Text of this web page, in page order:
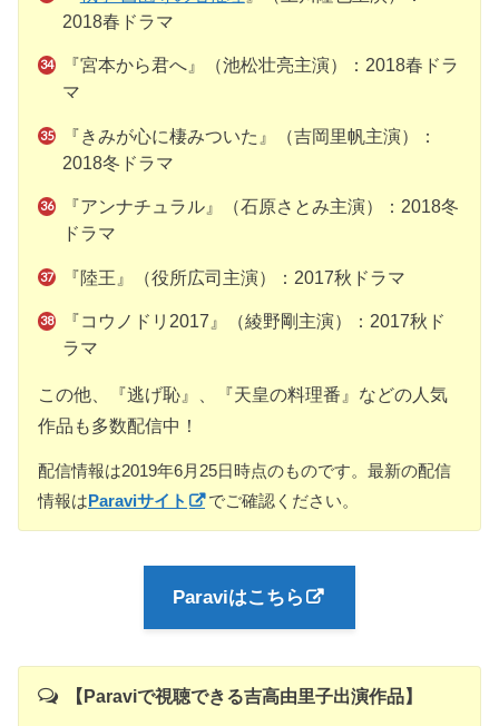
2018春ドラマ
『宮本から君へ』（池松壮亮主演）：2018春ドラ
マ
『きみが心に棲みついた』（吉岡里帆主演）：
2018冬ドラマ
『アンナチュラル』（石原さとみ主演）：2018冬
ドラマ
『陸王』（役所広司主演）：2017秋ドラマ
『コウノドリ2017』（綾野剛主演）：2017秋ド
ラマ
この他、『逃げ恥』、『天皇の料理番』などの人気
作品も多数配信中！
配信情報は2019年6月25日時点のものです。最新の配信
情報はParaviサイト でご確認ください。
Paraviはこちら
【Paraviで視聴できる吉高由里子出演作品】